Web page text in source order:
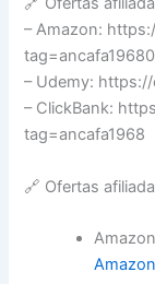
– Amazon:
– Udemy:
– ClickBank:
tag=ancafa1968
🔗 Ofertas